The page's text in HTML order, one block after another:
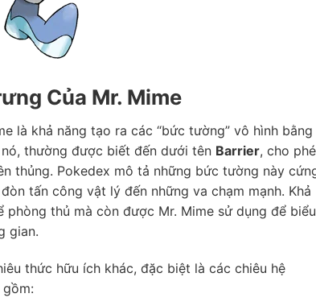
Của Mr. Mime
là khả năng tạo ra các “bức tường” vô hình bằng
thường được biết đến dưới tên Barrier, cho
thủng. Pokedex mô tả những bức tường này
tấn công vật lý đến những va chạm mạnh. Khả
thủ mà còn được Mr. Mime sử dụng để biểu
gian.
thức hữu ích khác, đặc biệt là các chiêu hệ